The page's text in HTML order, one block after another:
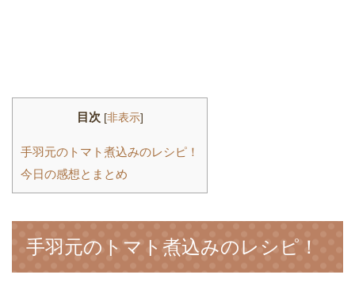
目次 [非表示]
手羽元のトマト煮込みのレシピ！
今日の感想とまとめ
手羽元のトマト煮込みのレシピ！